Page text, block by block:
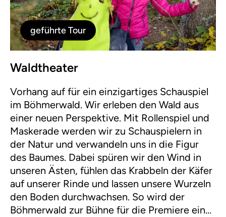
geführte Tour
Waldtheater
Vorhang auf für ein einzigartiges Schauspiel
im Böhmerwald. Wir erleben den Wald aus
einer neuen Perspektive. Mit Rollenspiel und
Maskerade werden wir zu Schauspielern in
der Natur und verwandeln uns in die Figur
des Baumes. Dabei spüren wir den Wind in
unseren Ästen, fühlen das Krabbeln der Käfer
auf unserer Rinde und lassen unsere Wurzeln
den Boden durchwachsen. So wird der
Böhmerwald zur Bühne für die Premiere eines